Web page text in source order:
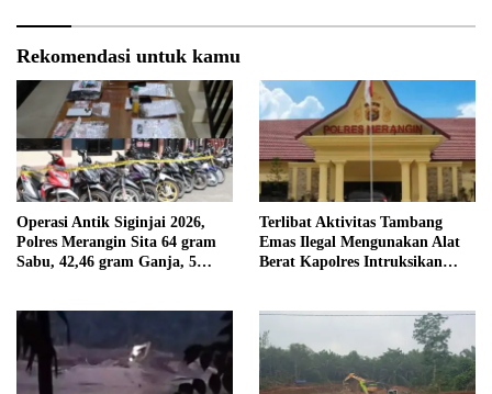
Rekomendasi untuk kamu
Operasi Antik Siginjai 2026,
Polres Merangin Sita 64 gram
Sabu, 42,46 gram Ganja, 5
Terlibat Aktivitas Tambang
Emas Ilegal Mengunakan Alat
Berat Kapolres Intruksikan
Tanjung Mudo